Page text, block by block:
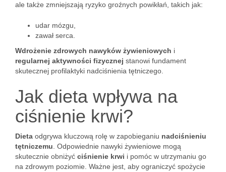
ale także zmniejszają ryzyko groźnych powikłań, takich jak:
udar mózgu,
zawał serca.
Wdrożenie zdrowych nawyków żywieniowych i
regularnej aktywności fizycznej stanowi fundament
skutecznej profilaktyki nadciśnienia tętniczego.
Jak dieta wpływa na
ciśnienie krwi?
Dieta odgrywa kluczową rolę w zapobieganiu nadciśnieniu
tętniczemu . Odpowiednie nawyki żywieniowe mogą
skutecznie obniżyć ciśnienie krwi i pomóc w utrzymaniu go
na zdrowym poziomie. Ważne jest, aby ograniczyć spożycie